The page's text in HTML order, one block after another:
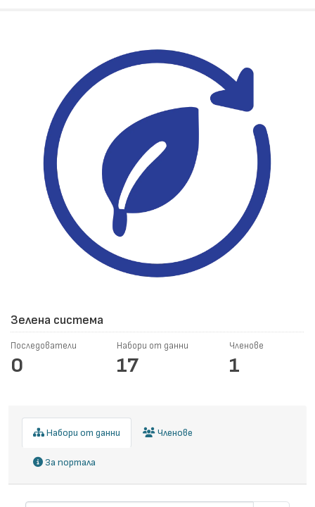
Зелена система
Последователи
0
Набори от данни
17
Членове
1
Набори от данни Членове
За портала